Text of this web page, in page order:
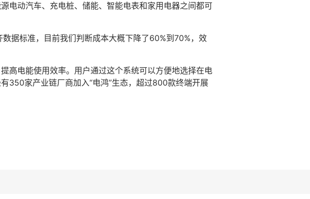
电动汽车、充电桩、储能、智能电表和家用电器之间都可
数据标准，目前我们判断成本大概下降了60%到70%，效
高电能使用效率。用户通过这个系统可以方便地选择在电
350家产业链厂商加入“电鸿”生态，超过800款终端开展